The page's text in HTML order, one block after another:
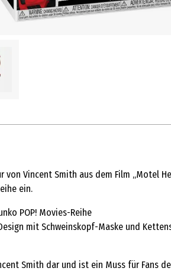
von Vincent Smith aus dem Film „Motel
ein.
POP! Movies-Reihe
mit Schweinskopf-Maske und
Smith dar und ist ein Muss für Fans